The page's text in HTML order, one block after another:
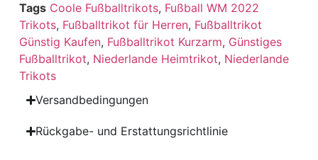
Tags Coole Fußballtrikots, Fußball WM 2022
Trikots, Fußballtrikot für Herren, Fußballtrikot
Günstig Kaufen, Fußballtrikot Kurzarm, Günstiges
Fußballtrikot, Niederlande Heimtrikot, Niederlande
Trikots
Versandbedingungen
Rückgabe- und Erstattungsrichtlinie